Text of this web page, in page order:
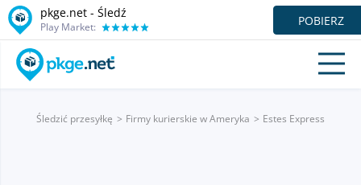
pkge.net - Śledź
Play Market: POBIERZ
Śledzić przesyłkę Firmy kurierskie w Ameryka Estes Express